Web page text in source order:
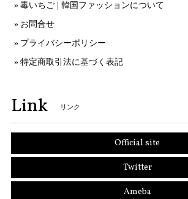
毒いちご | 韓国ファッションについて
お問合せ
プライバシーポリシー
特定商取引法に基づく表記
Link リンク
Official site
Twitter
Ameba